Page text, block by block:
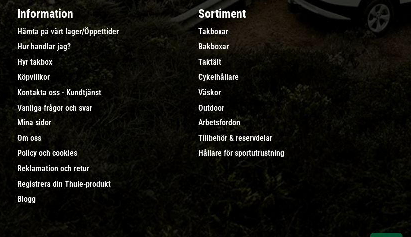
Information
Hämta på vårt lager/Öppettider
Hur handlar jag?
Hyr takbox
Köpvillkor
Kontakta oss - Kundtjänst
Vanliga frågor och svar
Mina sidor
Om oss
Policy och cookies
Reklamation och retur
Registrera din Thule-produkt
Blogg
Sortiment
Takboxar
Bakboxar
Taktält
Cykelhållare
Väskor
Outdoor
Arbetsfordon
Tillbehör & reservdelar
Hållare för sportutrustning